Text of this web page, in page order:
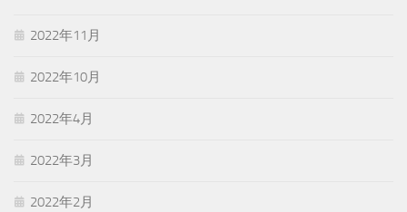
2022年11月
2022年10月
2022年4月
2022年3月
2022年2月